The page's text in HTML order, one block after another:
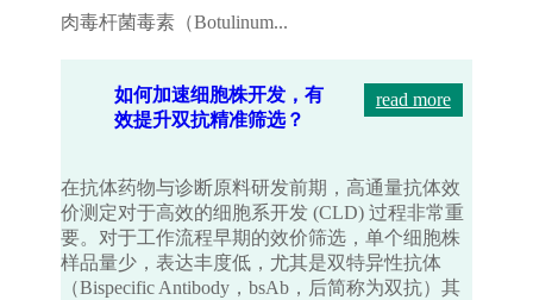
肉毒杆菌毒素（Botulinum...
如何加速细胞株开发，有
效提升双抗精准筛选？
在抗体药物与诊断原料研发前期，高通量抗体效
价测定对于高效的细胞系开发 (CLD) 过程非常重
要。对于工作流程早期的效价筛选，单个细胞株
样品量少，表达丰度低，尤其是双特异性抗体
（Bispecific Antibody，bsAb，后简称为双抗）其
read more